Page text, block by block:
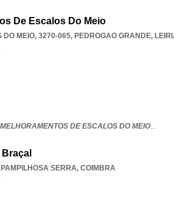
De Escalos Do Meio
DO MEIO, 3270-065, PEDROGAO GRANDE,
DE ESCALOS DO MEIO...
SERRA, COIMBRA